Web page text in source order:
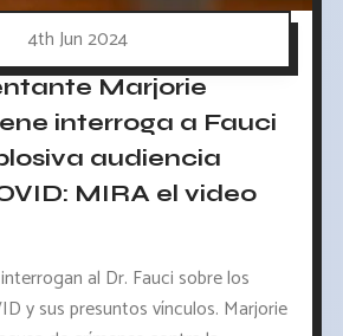
4th Jun 2024
Marjorie
interroga a Fauci
audiencia
MIRA el video
al Dr. Fauci sobre los
y sus presuntos vínculos. Marjorie